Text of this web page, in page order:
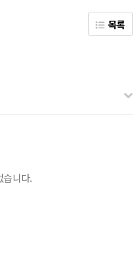
목록
습니다.